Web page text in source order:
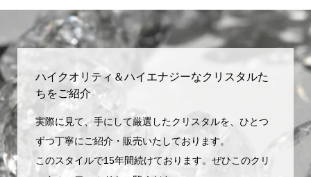
ハイクオリティ＆ハイエナジーなクリスタルた
ちをご紹介
実際に見て、手にして厳選したクリスタルを、ひとつ
ずつ丁寧にご紹介・販売いたしております。
このスタイルで15年間続けております。ぜひこのクリ